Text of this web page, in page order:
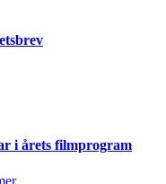
i årets filmprogram
om